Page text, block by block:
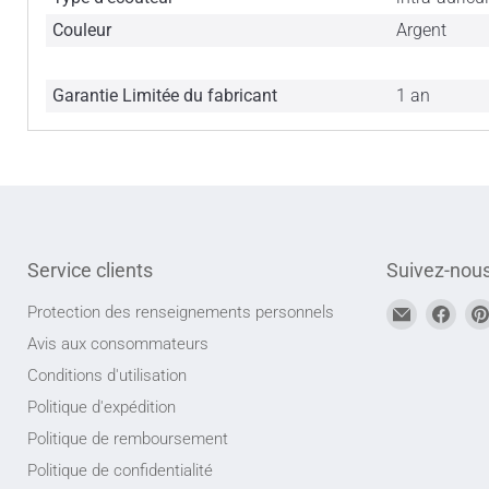
Couleur
Argent
Garantie Limitée du fabricant 1 an
Service clients
Protection des renseignements personnels
Avis aux consommateurs
Conditions d'utilisation
Politique d'expédition
Politique de remboursement
Politique de confidentialité
Suivez-
Trouvez-